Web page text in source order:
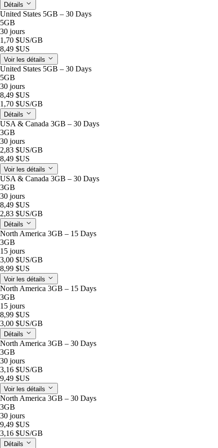
Détails
United States 5GB – 30 Days
5GB
30 jours
1,70 $US/GB
8,49 $US
Voir les détails
United States 5GB – 30 Days
5GB
30 jours
8,49 $US
1,70 $US/GB
Détails
USA & Canada 3GB – 30 Days
3GB
30 jours
2,83 $US/GB
8,49 $US
Voir les détails
USA & Canada 3GB – 30 Days
3GB
30 jours
8,49 $US
2,83 $US/GB
Détails
North America 3GB – 15 Days
3GB
15 jours
3,00 $US/GB
8,99 $US
Voir les détails
North America 3GB – 15 Days
3GB
15 jours
8,99 $US
3,00 $US/GB
Détails
North America 3GB – 30 Days
3GB
30 jours
3,16 $US/GB
9,49 $US
Voir les détails
North America 3GB – 30 Days
3GB
30 jours
9,49 $US
3,16 $US/GB
Détails